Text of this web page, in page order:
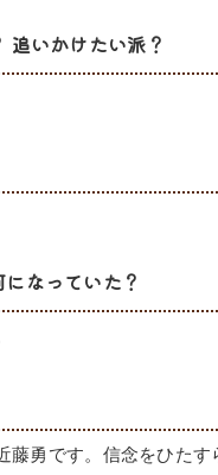
追いかけたい派？
なっていた？
勇です。信念をひたす